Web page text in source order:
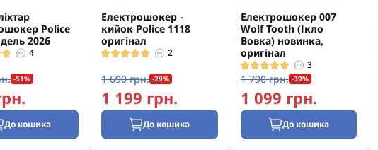
Police
2026
4
-51%
До кошика
Електрошокер -
кийок Police 1118
оригінал
2
1 690 грн. -29%
1 199 грн.
До кошика
Електрошокер 007
Wolf Tooth (Ікло
Вовка) новинка,
оригінал
3
1 790 грн. -39%
1 099 грн.
До кошика